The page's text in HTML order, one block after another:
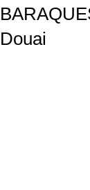
Douai